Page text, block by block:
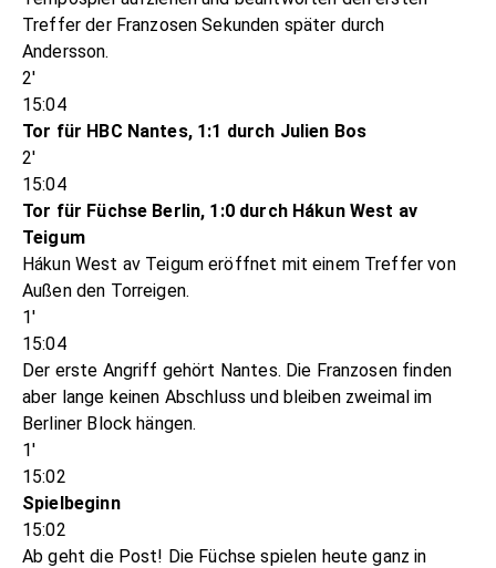
Treffer der Franzosen Sekunden später durch
Andersson.
2'
15:04
Tor für HBC Nantes, 1:1 durch Julien Bos
2'
15:04
Tor für Füchse Berlin, 1:0 durch Hákun West av
Teigum
Hákun West av Teigum eröffnet mit einem Treffer von
Außen den Torreigen.
1'
15:04
Der erste Angriff gehört Nantes. Die Franzosen finden
aber lange keinen Abschluss und bleiben zweimal im
Berliner Block hängen.
1'
15:02
Spielbeginn
15:02
Ab geht die Post! Die Füchse spielen heute ganz in